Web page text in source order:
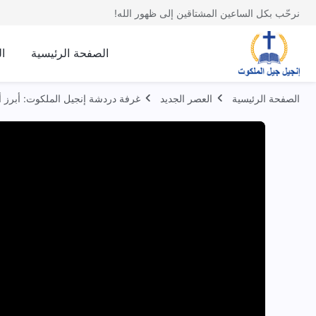
نرحّب بكل الساعين المشتاقين إلى ظهور الله!
الصفحة الرئيسية
الصفحة الرئيسية العصر الجديد غرفة دردشة إنجيل الملكوت: أبرز